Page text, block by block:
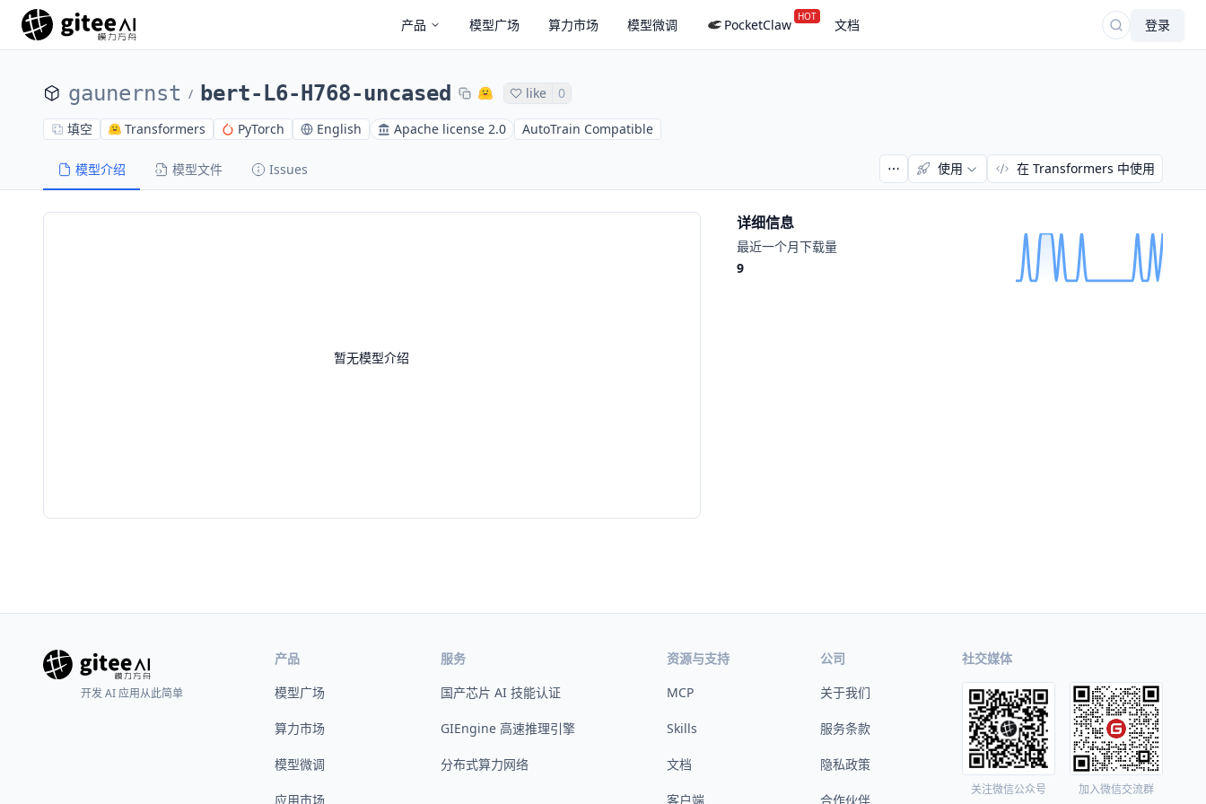
产品 模型广场 算力市场 模型微调 PocketClaw HOT 文档 登录
gaunernst / bert-L6-H768-uncased like 0
填空 Transformers PyTorch English Apache license 2.0 AutoTrain Compatible
模型介绍 模型文件 Issues 使用 在 Transformers 中使用
暂无模型介绍
详细信息
最近一个月下载量
9
开发 AI 应用从此简单
产品
模型广场
算力市场
模型微调
应用市场
服务
国产芯片 AI 技能认证
GIEngine 高速推理引擎
分布式算力网络
资源与支持
MCP
Skills
文档
客户端
公司
关于我们
服务条款
隐私政策
合作伙伴
社交媒体
关注微信公众号 加入微信交流群